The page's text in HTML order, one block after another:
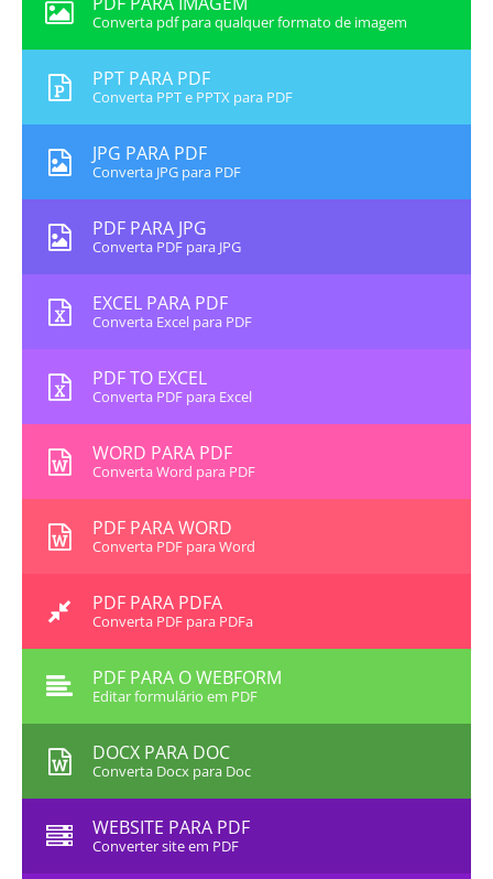
Converta pdf para qualquer formato de imagem
PPT PARA PDF
Converta PPT e PPTX para PDF
JPG PARA PDF
Converta JPG para PDF
PDF PARA JPG
Converta PDF para JPG
EXCEL PARA PDF
Converta Excel para PDF
PDF TO EXCEL
Converta PDF para Excel
WORD PARA PDF
Converta Word para PDF
PDF PARA WORD
Converta PDF para Word
PDF PARA PDFA
Converta PDF para PDFa
PDF PARA O WEBFORM
Editar formulário em PDF
DOCX PARA DOC
Converta Docx para Doc
WEBSITE PARA PDF
Converter site em PDF